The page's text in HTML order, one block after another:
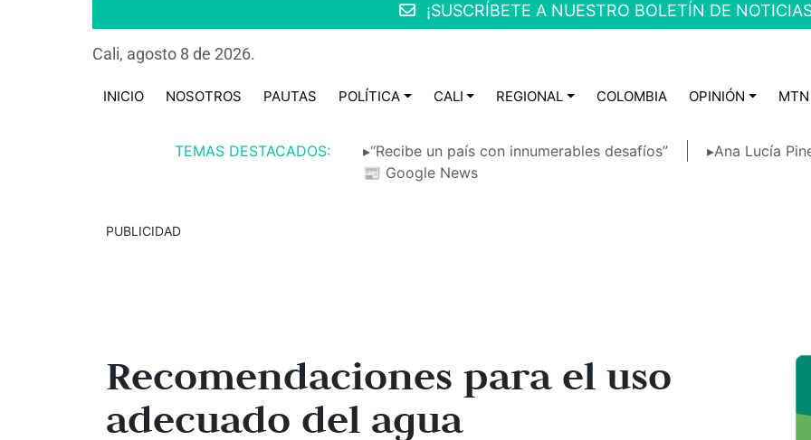
¡SUSCRÍBETE A NUESTRO BOLETÍN DE
Cali, agosto 8 de 2026.
INICIO NOSOTROS PAUTAS POLÍTICA CALI REGIONAL COLOMBIA OPINIÓN MTN
TEMAS DESTACADOS: ▸“Recibe un país con innumerables desafíos”
▸Ana Lucía
📰 Google News
PUBLICIDAD
Recomendaciones para el uso
adecuado del agua